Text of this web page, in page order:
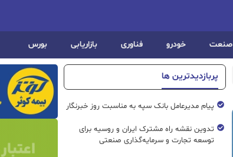
صنعت خودرو فناوری بازاریابی بورس
پربازدیدترین ها
پیام مدیرعامل بانک سپه به مناسبت روز خبرنگار
تدوین نقشه راه مشترک ایران و روسیه برای
توسعه تجارت و سرمایه‌گذاری صنعتی